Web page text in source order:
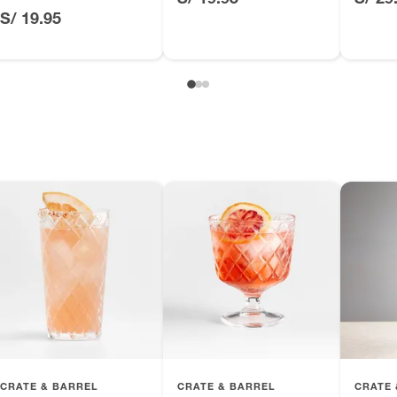
suplementos alimenticios, vitaminas.
S/ 19.95
CRATE & BARREL CRATE & BARREL CRATE